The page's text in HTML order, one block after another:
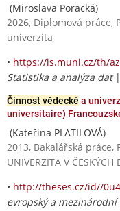
(Miroslava Poracká)
2026, Diplomová práce,
univerzita
• https://is.muni.cz/th/
Statistika a analýza dat|
Činnost vědecké a
universitaire)
(Kateřina PLATILOVÁ)
2013, Bakalářská práce,
UNIVERZITA V ČESKÝCH
• http://theses.cz/id//
evropský a mezinárodní